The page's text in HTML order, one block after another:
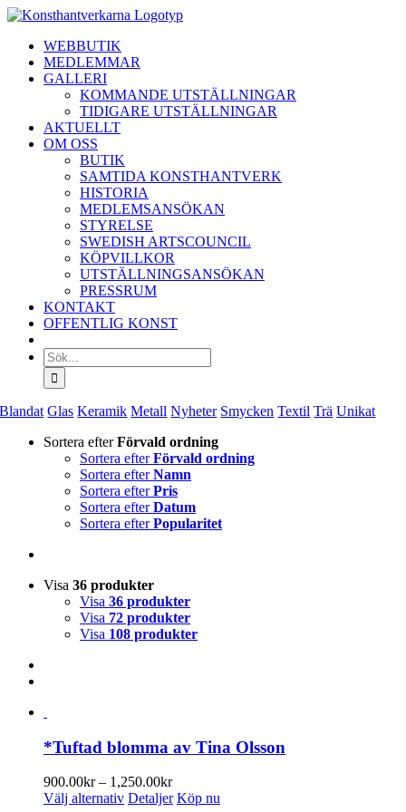
Fortsätt
innehålletWEBBUTIK
MEDLEMMAR
GALLERI
KOMMANDE UTSTÄLLNINGAR
TIDIGARE UTSTÄLLNINGAR
AKTUELLT
OM OSS
BUTIK
SAMTIDA KONSTHANTVERK
HISTORIA
MEDLEMSANSÖKAN
STYRELSE
SWEDISH ARTSCOUNCIL
KÖPVILLKOR
UTSTÄLLNINGSANSÖKAN
PRESSRUM
KONTAKT
OFFENTLIG KONST
Sök
efter:
Blandat Glas Keramik Metall Nyheter Smycken Textil Trä Unikat
Sortera efterFörvald ordning
Sortera efterFörvald ordning
Sortera efterNamn
Sortera efterPris
Sortera efterDatum
Sortera efterPopularitet
Visa 36 produkter
Visa 36 produkter
Visa 72 produkter
Visa 108 produkter
*Tuftad blomma av Tina Olsson
900.00kr – 1,250.00krPrisintervall:
900.00kr
Välj alternativ Den
Detaljer Köp nu